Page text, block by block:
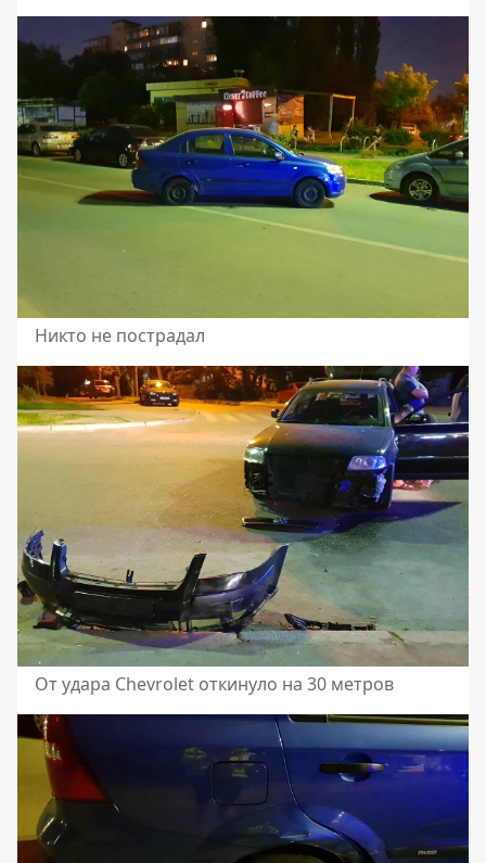
Никто не пострадал
От удара Chevrolet откинуло на 30 метров